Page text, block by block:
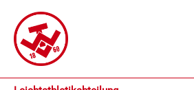
Inhalt
springen